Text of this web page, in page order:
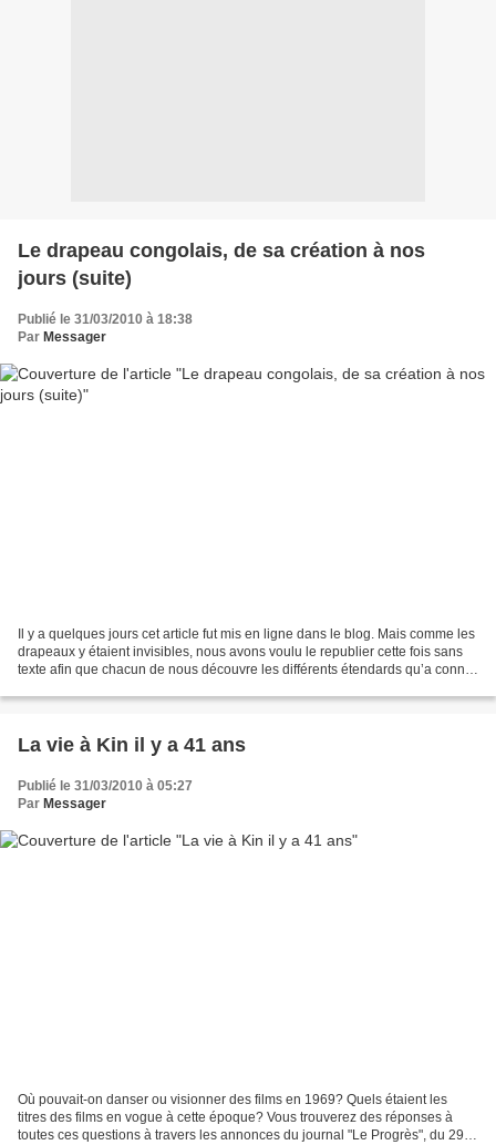
Le drapeau congolais, de sa création à nos
jours (suite)
Publié le 31/03/2010 à 18:38
Par Messager
Il y a quelques jours cet article fut mis en ligne dans le blog. Mais comme les
drapeaux y étaient invisibles, nous avons voulu le republier cette fois sans
texte afin que chacun de nous découvre les différents étendards qu’a connu
La vie à Kin il y a 41 ans
Publié le 31/03/2010 à 05:27
Par Messager
Où pouvait-on danser ou visionner des films en 1969? Quels étaient les
titres des films en vogue à cette époque? Vous trouverez des réponses à
toutes ces questions à travers les annonces du journal "Le Progrès", du 29